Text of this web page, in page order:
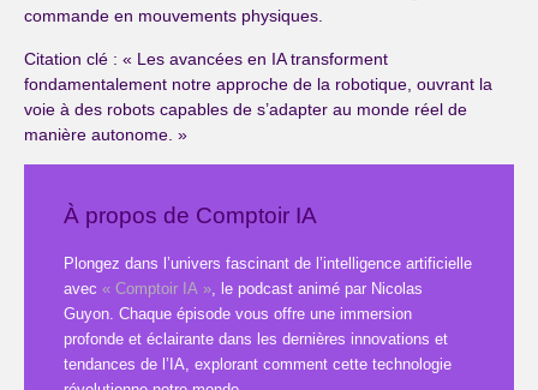
commande en mouvements physiques.
Citation clé : « Les avancées en IA transforment
fondamentalement notre approche de la robotique, ouvrant la
voie à des robots capables de s’adapter au monde réel de
manière autonome. »
À propos de Comptoir IA
Plongez dans l’univers fascinant de l’intelligence artificielle
avec « Comptoir IA », le podcast animé par Nicolas
Guyon. Chaque épisode vous offre une immersion
profonde et éclairante dans les dernières innovations et
tendances de l’IA, explorant comment cette technologie